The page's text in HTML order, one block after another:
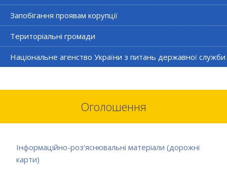
Запобігання проявам корупції
Територіальні громади
Національне агенство України з питань державної служби
Оголошення
Інформаційно-роз'яснювальні матеріали (дорожні
карти)